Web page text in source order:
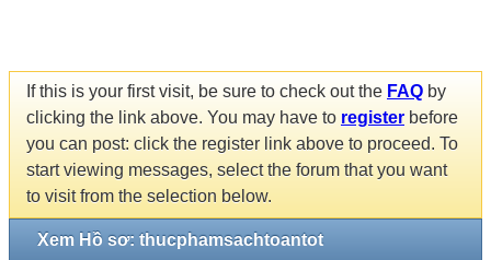
If this is your first visit, be sure to check out the FAQ by
clicking the link above. You may have to register before
you can post: click the register link above to proceed. To
start viewing messages, select the forum that you want
to visit from the selection below.
Xem Hồ sơ: thucphamsachtoantot